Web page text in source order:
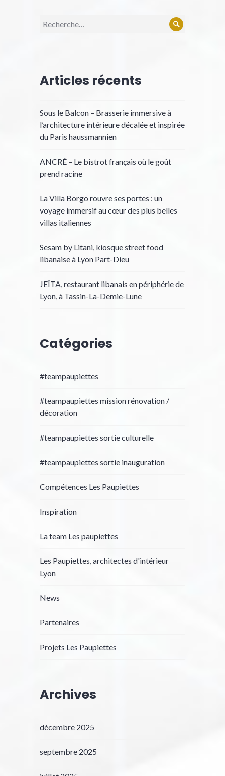
Recherche
Rechercher
Articles récents
Sous le Balcon – Brasserie immersive à
l’architecture intérieure décalée et inspirée
du Paris haussmannien
ANCRÉ – Le bistrot français où le goût
prend racine
La Villa Borgo rouvre ses portes : un
voyage immersif au cœur des plus belles
villas italiennes
Sesam by Litani, kiosque street food
libanaise à Lyon Part-Dieu
JEÏTA, restaurant libanais en périphérie de
Lyon, à Tassin-La-Demie-Lune
Catégories
#teampaupiettes
#teampaupiettes mission rénovation /
décoration
#teampaupiettes sortie culturelle
#teampaupiettes sortie inauguration
Compétences Les Paupiettes
Inspiration
La team Les paupiettes
Les Paupiettes, architectes d'intérieur
Lyon
News
Partenaires
Projets Les Paupiettes
Archives
décembre 2025
septembre 2025